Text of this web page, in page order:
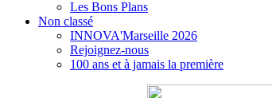
Les Bons Plans
Non classé
INNOVA'Marseille 2026
Rejoignez-nous
100 ans et à jamais la première